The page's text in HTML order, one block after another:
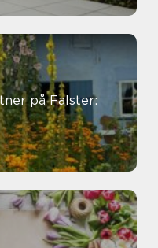
på Falster: